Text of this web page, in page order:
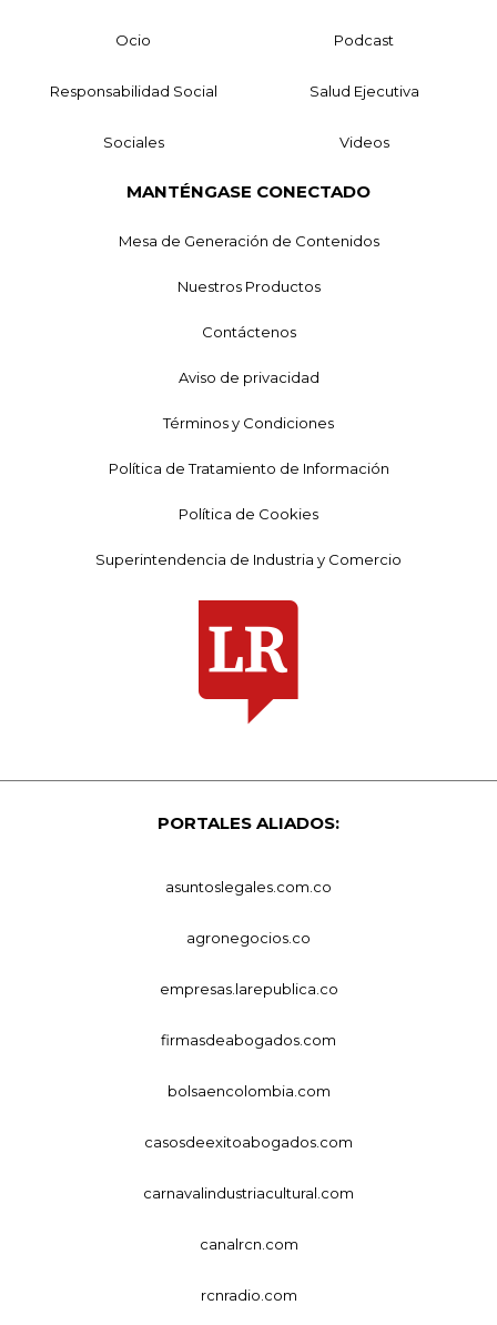
Ocio Podcast
Responsabilidad Social Salud Ejecutiva
Sociales Videos
MANTÉNGASE CONECTADO
Mesa de Generación de Contenidos
Nuestros Productos
Contáctenos
Aviso de privacidad
Términos y Condiciones
Política de Tratamiento de Información
Política de Cookies
Superintendencia de Industria y Comercio
PORTALES ALIADOS:
asuntoslegales.com.co
agronegocios.co
empresas.larepublica.co
firmasdeabogados.com
bolsaencolombia.com
casosdeexitoabogados.com
carnavalindustriacultural.com
canalrcn.com
rcnradio.com